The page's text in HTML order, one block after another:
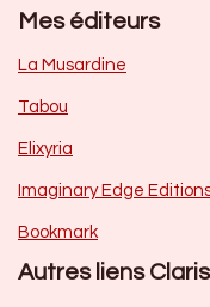
Mes éditeurs
La Musardine
Tabou
Elixyria
Imaginary Edge
Bookmark
Autres liens